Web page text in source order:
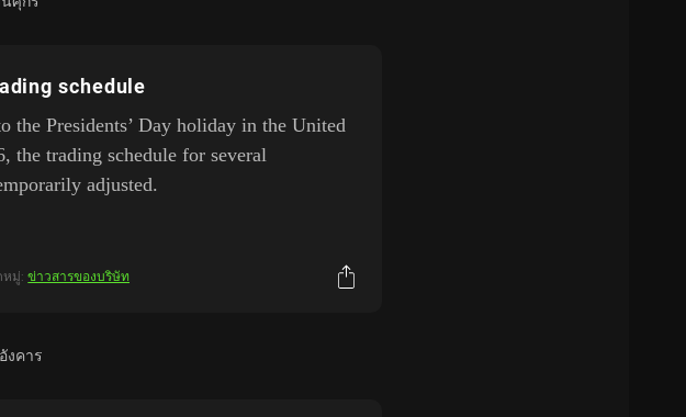
schedule
the Presidents’ Day holiday in the United
the trading schedule for several
adjusted.
หมู่:ข่าวสารของบริษัท
งคาร